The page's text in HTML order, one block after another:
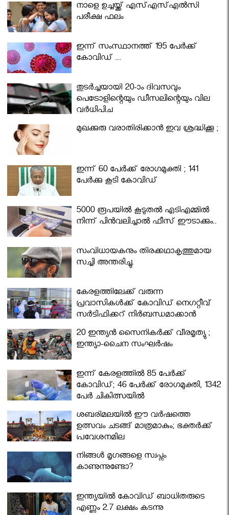
നാളെ ഉച്ചയ്ക്ക് എസ്എസ്എല്‍സി
പരീക്ഷ ഫലം
ഇന്ന് സംസ്ഥാനത്ത് 195 പേര്‍ക്ക്
കോവിഡ് ...
തുടർച്ചയായി 20-ാം ദിവസവും
പെട്രോളിന്റെയും ഡീസലിന്റെയും വില
വര്‍ധിപ്പിച്ചു
മുഖക്കുരു വരാതിരിക്കാന്‍ ഇവ ശ്രദ്ധിക്കൂ ;
ഇന്ന് 60 പേർക്ക് രോഗമുക്തി ; 141
പേര്‍ക്കു കൂടി കോവിഡ്
5000 രൂപയിൽ കൂടുതൽ എടിഎമ്മിൽ
നിന്ന് പിൻവലിച്ചാൽ ഫീസ് ഈടാക്കും..
സംവിധായകനും തിരക്കഥാകൃത്തുമായ
സച്ചി അന്തരിച്ചു.
കേരളത്തിലേക്ക് വരുന്ന
പ്രവാസികള്‍ക്ക് കോവിഡ് നെഗറ്റീവ്
സര്‍ട്ടിഫിക്കറ്റ് നിർബന്ധമാക്കാൻ
മന്ത്രിസഭ
20 ഇന്ത്യൻ സൈനികർക്ക് വീരമൃത്യു ;
ഇന്ത്യാ-ചൈന സംഘർഷം
ഇന്ന് കേരളത്തിൽ 85 പേർക്ക്
കോവിഡ്; 46 പേർക്ക് രോഗമുക്തി, 1342
പേർ ചികിത്സയിൽ
ശബരിമലയില്‍ ഈ വർഷത്തെ
ഉത്സവം ചടങ്ങ് മാത്രമാകും; ഭക്തർക്ക്
പ്രവേശനമില്ല
നിങ്ങള്‍ മൃഗങ്ങളെ സ്വപ്നം
കാണുന്നുണ്ടോ?
ഇന്ത്യയിൽ കോവിഡ് ബാധിതരുടെ
എണ്ണം 2.7 ലക്ഷം കടന്നു